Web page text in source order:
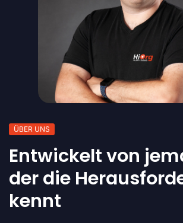
ÜBER UNS
Entwickelt von
der die
kennt